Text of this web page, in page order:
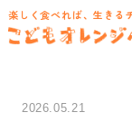
楽しく食べれば、生きる
2026.05.21